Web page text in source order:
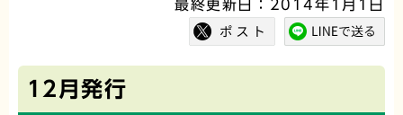
最終更新日：2014年1月1日
12月発行